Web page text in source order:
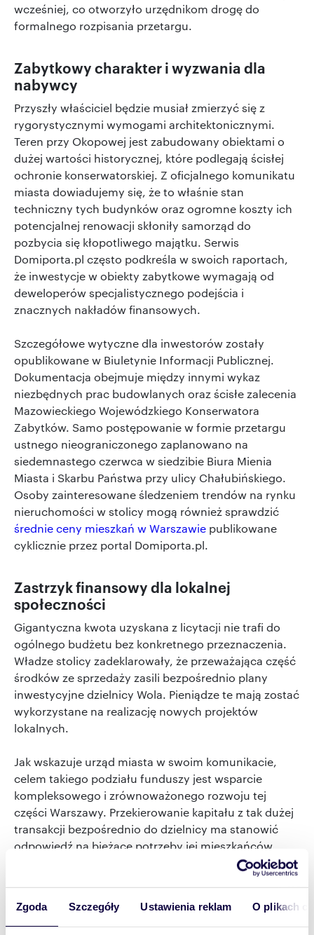
Zgoda Szczegóły Ustawienia reklam O plikach
wcześniej, co otworzyło urzędnikom drogę do
formalnego rozpisania przetargu.
Zabytkowy charakter i wyzwania dla
nabywcy
Przyszły właściciel będzie musiał zmierzyć się z
rygorystycznymi wymogami architektonicznymi.
Teren przy Okopowej jest zabudowany obiektami o
dużej wartości historycznej, które podlegają ścisłej
ochronie konserwatorskiej. Z oficjalnego komunikatu
miasta dowiadujemy się, że to właśnie stan
techniczny tych budynków oraz ogromne koszty ich
potencjalnej renowacji skłoniły samorząd do
pozbycia się kłopotliwego majątku. Serwis
Domiporta.pl często podkreśla w swoich raportach,
że inwestycje w obiekty zabytkowe wymagają od
deweloperów specjalistycznego podejścia i
znacznych nakładów finansowych.
Szczegółowe wytyczne dla inwestorów zostały
opublikowane w Biuletynie Informacji Publicznej.
Dokumentacja obejmuje między innymi wykaz
niezbędnych prac budowlanych oraz ścisłe zalecenia
Mazowieckiego Wojewódzkiego Konserwatora
Zabytków. Samo postępowanie w formie przetargu
ustnego nieograniczonego zaplanowano na
siedemnastego czerwca w siedzibie Biura Mienia
Miasta i Skarbu Państwa przy ulicy Chałubińskiego.
Osoby zainteresowane śledzeniem trendów na rynku
nieruchomości w stolicy mogą również sprawdzić
średnie ceny mieszkań w Warszawie publikowane
cyklicznie przez portal Domiporta.pl.
Zastrzyk finansowy dla lokalnej
społeczności
Gigantyczna kwota uzyskana z licytacji nie trafi do
ogólnego budżetu bez konkretnego przeznaczenia.
Władze stolicy zadeklarowały, że przeważająca część
środków ze sprzedaży zasili bezpośrednio plany
inwestycyjne dzielnicy Wola. Pieniądze te mają zostać
wykorzystane na realizację nowych projektów
lokalnych.
Jak wskazuje urząd miasta w swoim komunikacie,
celem takiego podziału funduszy jest wsparcie
kompleksowego i zrównoważonego rozwoju tej
części Warszawy. Przekierowanie kapitału z tak dużej
transakcji bezpośrednio do dzielnicy ma stanowić
odpowiedź na bieżące potrzeby jej mieszkańców.
Sprzedaż trudnego w utrzymaniu, zabytkowego
terenu pozwoli więc na sfinansowanie infrastruktury,
kolejne lata.